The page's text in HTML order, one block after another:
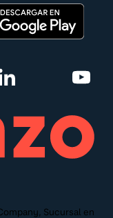
Sucursal en